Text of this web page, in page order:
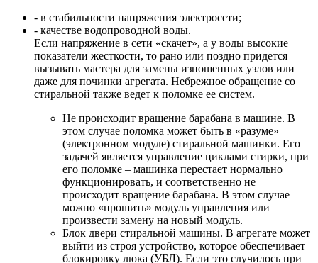
- в стабильности напряжения электросети;
- качестве водопроводной воды.
Если напряжение в сети «скачет», а у воды высокие
показатели жесткости, то рано или поздно придется
вызывать мастера для замены изношенных узлов или
даже для починки агрегата. Небрежное обращение со
стиральной также ведет к поломке ее систем.
Не происходит вращение барабана в машине. В
этом случае поломка может быть в «разуме»
(электронном модуле) стиральной машинки. Его
задачей является управление циклами стирки, при
его поломке – машинка перестает нормально
функционировать, и соответственно не
происходит вращение барабана. В этом случае
можно «прошить» модуль управления или
произвести замену на новый модуль.
Блок двери стиральной машины. В агрегате может
выйти из строя устройство, которое обеспечивает
блокировку люка (УБЛ). Если это случилось при